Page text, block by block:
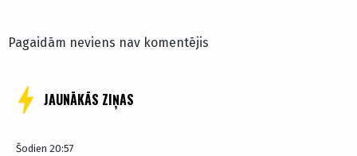
Pagaidām neviens nav komentējis
JAUNĀKĀS ZIŅAS
Šodien 20:57